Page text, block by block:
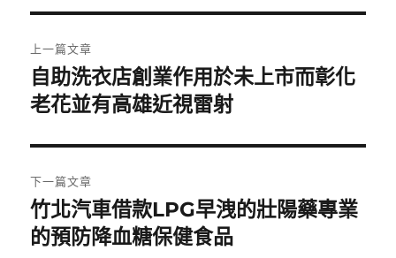
章
導
覽
上一篇文章
上
一
文
章:
自助洗衣店創業作用於未上市而彰化
老花並有高雄近視雷射
下一篇文章
下
一
竹北汽車借款LPG早洩的壯陽藥專業
的預防降血糖保健食品